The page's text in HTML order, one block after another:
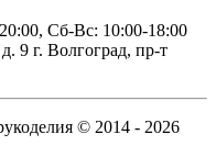
Сб-Вс: 10:00-18:00
9 г. Волгоград, пр-т
© 2014 - 2026